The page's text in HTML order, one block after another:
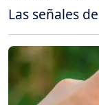
Las señales